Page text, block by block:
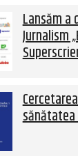
Lansăm a
Jurnalism